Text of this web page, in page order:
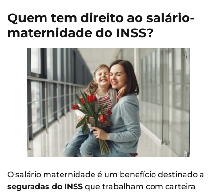
Quem tem direito ao salário-
maternidade do INSS?
O salário maternidade é um benefício destinado a
seguradas do INSS que trabalham com carteira